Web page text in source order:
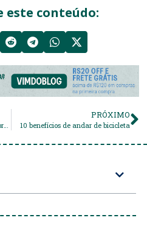
este conteúdo:
Conheça 9 Filmes inspiradores sobre autoconhecimento, saúde e natureza, e consumo
PRÓXIMO
10 benefícios de andar de bicicleta